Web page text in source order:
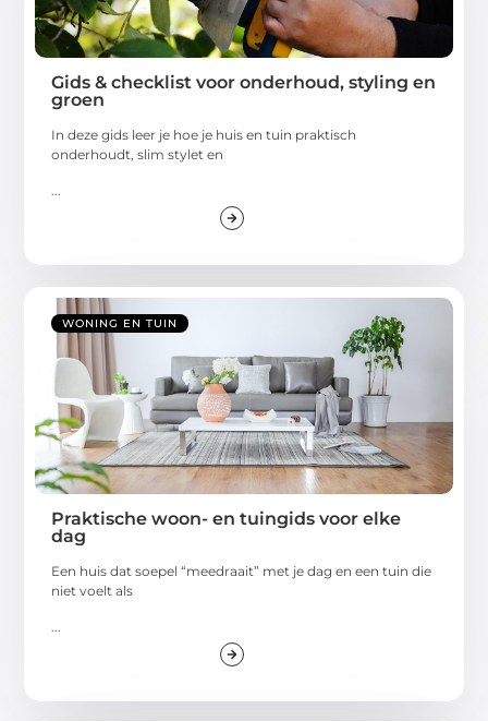
Gids & checklist voor onderhoud, styling en
groen
In deze gids leer je hoe je huis en tuin praktisch
onderhoudt, slim stylet en
WONING EN TUIN
Praktische woon- en tuingids voor elke
dag
Een huis dat soepel “meedraait” met je dag en een tuin die
niet voelt als